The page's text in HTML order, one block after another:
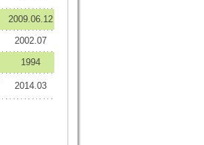
2009.06.12
2002.07
1994
2014.03